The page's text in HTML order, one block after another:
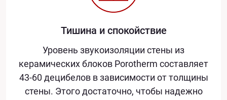
Тишина и спокойствие
Уровень звукоизоляции стены из
керамических блоков Porotherm составляет
43-60 децибелов в зависимости от толщины
стены. Этого достаточно, чтобы надежно